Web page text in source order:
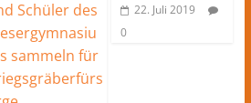
22. Juli 2019
0